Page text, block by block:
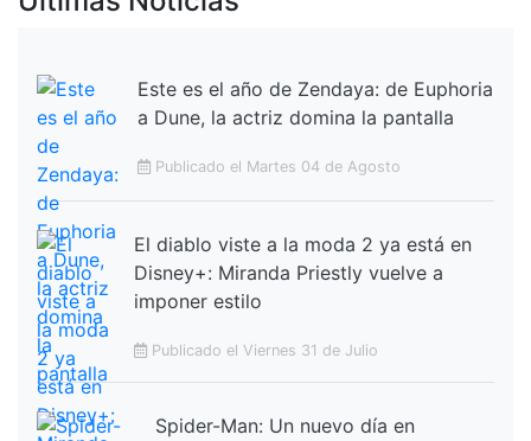
Este es el año de Zendaya: de Euphoria
a Dune, la actriz domina la pantalla
Publicado el Martes 04 de Agosto
El diablo viste a la moda 2 ya está en
Disney+: Miranda Priestly vuelve a
imponer estilo
Publicado el Viernes 31 de Julio
Spider-Man: Un nuevo día en